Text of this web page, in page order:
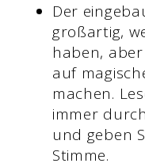
Der
großartig,
haben,
auf
machen.
immer
und geben
Stimme.